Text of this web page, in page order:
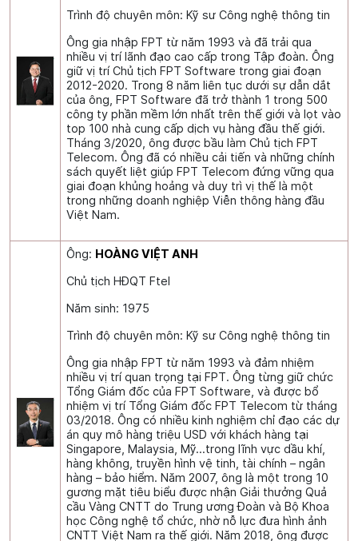
Trình độ chuyên môn: Kỹ sư Công nghệ thông tin
Ông gia nhập FPT từ năm 1993 và đã trải qua
nhiều vị trí lãnh đạo cao cấp trong Tập đoàn. Ông
giữ vị trí Chủ tịch FPT Software trong giai đoạn
2012-2020. Trong 8 năm liên tục dưới sự dẫn dắt
của ông, FPT Software đã trở thành 1 trong 500
công ty phần mềm lớn nhất trên thế giới và lọt vào
top 100 nhà cung cấp dịch vụ hàng đầu thế giới.
Tháng 3/2020, ông được bầu làm Chủ tịch FPT
Telecom. Ông đã có nhiều cải tiến và những chính
sách quyết liệt giúp FPT Telecom đứng vững qua
giai đoạn khủng hoảng và duy trì vị thế là một
trong những doanh nghiệp Viễn thông hàng đầu
Việt Nam.
Ông: HOÀNG VIỆT ANH
Chủ tịch HĐQT Ftel
Năm sinh: 1975
Trình độ chuyên môn: Kỹ sư Công nghệ thông tin
Ông gia nhập FPT từ năm 1993 và đảm nhiệm
nhiều vị trí quan trọng tại FPT. Ông từng giữ chức
Tổng Giám đốc của FPT Software, và được bổ
nhiệm vị trí Tổng Giám đốc FPT Telecom từ tháng
03/2018. Ông có nhiều kinh nghiệm chỉ đạo các dự
án quy mô hàng triệu USD với khách hàng tại
Singapore, Malaysia, Mỹ…trong lĩnh vực dầu khí,
hàng không, truyền hình vệ tinh, tài chính – ngân
hàng – bảo hiểm. Năm 2007, ông là một trong 10
gương mặt tiêu biểu được nhận Giải thưởng Quả
cầu Vàng CNTT do Trung ương Đoàn và Bộ Khoa
học Công nghệ tổ chức, nhờ nỗ lực đưa hình ảnh
CNTT Việt Nam ra thế giới. Năm 2018, ông được